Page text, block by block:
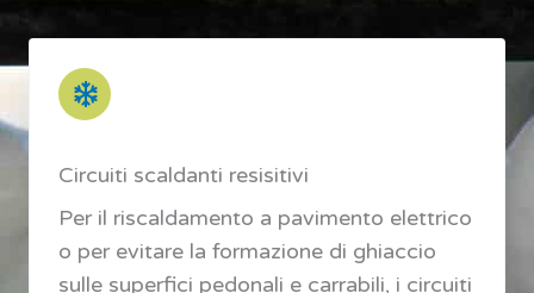
Circuiti scaldanti resisitivi
Per il riscaldamento a pavimento elettrico
o per evitare la formazione di ghiaccio
sulle superfici pedonali e carrabili, i circuiti